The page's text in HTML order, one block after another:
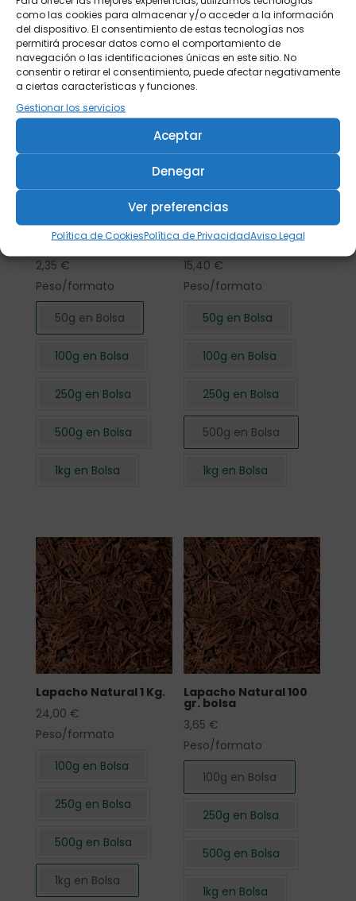
como las cookies para almacenar y/o acceder a la información
del dispositivo. El consentimiento de estas tecnologías nos
permitirá procesar datos como el comportamiento de
navegación o las identificaciones únicas en este sitio. No
consentir o retirar el consentimiento, puede afectar negativamente
a ciertas características y funciones.
Gestionar los servicios
Aceptar
Denegar
Ver preferencias
Política de CookiesPolítica de PrivacidadAviso Legal
1kg en Bolsa 1kg en Bolsa
Flor de Hibisco
cortada 50 gr.
2,35 €
Peso/formato
50g en Bolsa
100g en Bolsa
250g en Bolsa
500g en Bolsa
1kg en Bolsa
Flor de Hibisco
cortada 500 gr.
15,40 €
Peso/formato
50g en Bolsa
100g en Bolsa
250g en Bolsa
500g en Bolsa
1kg en Bolsa
Lapacho Natural 1 Kg.
24,00 €
Peso/formato
100g en Bolsa
250g en Bolsa
500g en Bolsa
1kg en Bolsa
Lapacho Natural 100
gr. bolsa
3,65 €
Peso/formato
100g en Bolsa
250g en Bolsa
500g en Bolsa
1kg en Bolsa